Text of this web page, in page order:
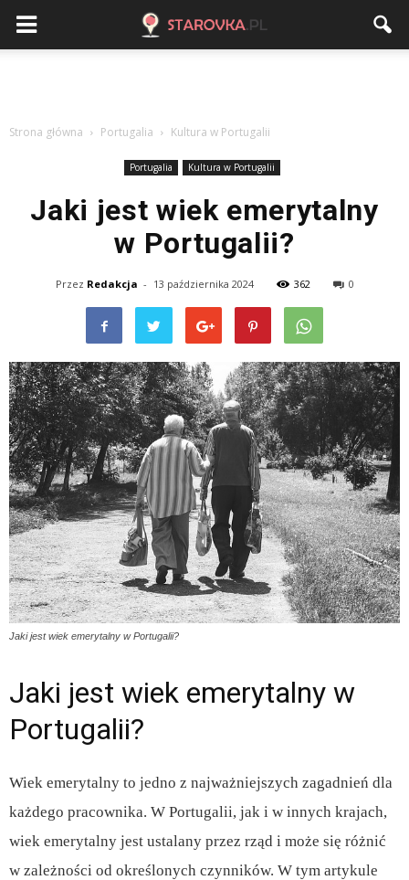
Strona główna Portugalia Kultura w Portugalii
Portugalia Kultura w Portugalii
Jaki jest wiek emerytalny
w Portugalii?
Przez Redakcja - 13 października 2024 362 0
Jaki jest wiek emerytalny w Portugalii?
Jaki jest wiek emerytalny w
Portugalii?
Wiek emerytalny to jedno z najważniejszych zagadnień dla
każdego pracownika. W Portugalii, jak i w innych krajach,
wiek emerytalny jest ustalany przez rząd i może się różnić
w zależności od określonych czynników. W tym artykule